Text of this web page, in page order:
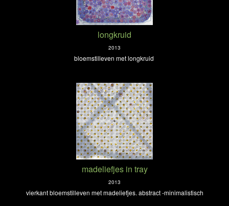
longkruid
2013
bloemstilleven met longkruid
madeliefjes in tray
2013
vierkant bloemstilleven met madeliefjes. abstract -minimalistisch